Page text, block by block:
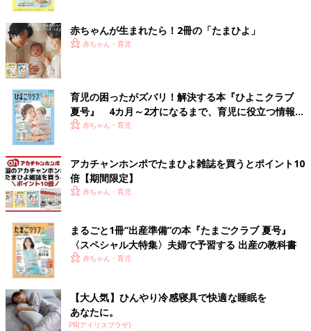
赤ちゃんが生まれたら！2冊の「たまひよ」
赤ちゃん・育児
育児の困ったがズバリ！解決する本『ひよこクラブ
夏号』 4カ月～2才になるまで、育児に役立つ情報が
いっぱい！
赤ちゃん・育児
アカチャンホンポでたまひよ雑誌を買うとポイント10
倍【期間限定】
赤ちゃん・育児
まるごと1冊“出産準備”の本『たまごクラブ 夏号』
〈スペシャル大特集〉夫婦で予習する 出産の教科書
赤ちゃん・育児
【大人気】ひんやり冷感寝具で快適な睡眠を
あなたに。
PR(アイリスプラザ)